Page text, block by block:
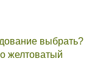
выбрать?
желтоватый